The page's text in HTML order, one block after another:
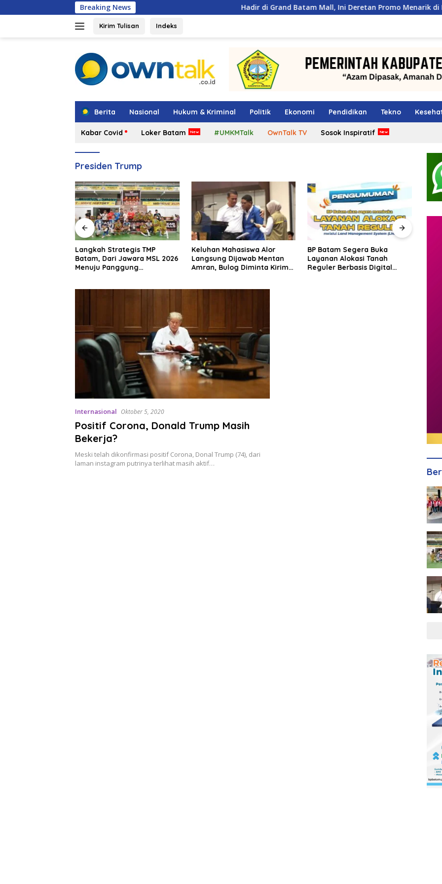
ke
Breaking News Hadir di Grand Batam Mall, Ini Deretan Promo Menarik di PKP Expo 2026
Kirim Tulisan Indeks
Berita Nasional Hukum & Kriminal Politik Ekonomi Pendidikan Tekno
Kabar Covid Loker Batam #UMKMTalk OwnTalk TV Sosok Inspiratif
Presiden Trump
Langkah Strategis TMP
Batam, Dari Jawara MSL 2026
Menuju Panggung
Keluhan Mahasiswa Alor
Langsung Dijawab Mentan
Amran, Bulog Diminta Kirim
BP Batam Segera Buka
Layanan Alokasi Tanah
Reguler Berbasis Digital
Internasional Oktober 5, 2020
Positif Corona, Donald Trump Masih
Bekerja?
Meski telah dikonfirmasi positif Corona, Donal Trump (74), dari
laman instagram putrinya terlihat masih aktif…